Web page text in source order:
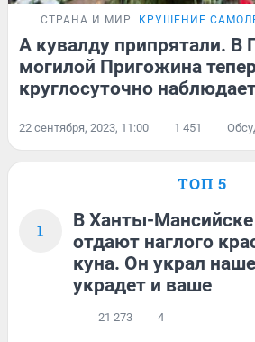
СТРАНА И МИР КРУШЕНИЕ
А кувалду припрятали. В
могилой Пригожина
круглосуточно
22 сентября, 2023, 11:00 1 451
ТОП 5
1
В Ханты-Мансийске
отдают наглого
куна. Он украл
украдет и ваше
21 273 4